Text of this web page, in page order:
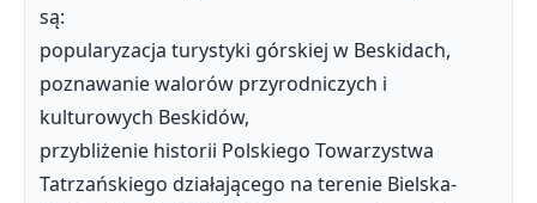
są:
popularyzacja turystyki górskiej w Beskidach,
poznawanie walorów przyrodniczych i
kulturowych Beskidów,
przybliżenie historii Polskiego Towarzystwa
Tatrzańskiego działającego na terenie Bielska-